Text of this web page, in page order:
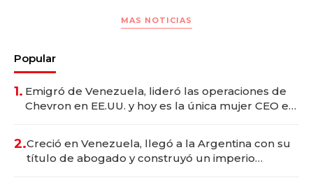
MAS NOTICIAS
Popular
1. Emigró de Venezuela, lideró las operaciones de
Chevron en EE.UU. y hoy es la única mujer CEO en
2.Creció en Venezuela, llegó a la Argentina con su
título de abogado y construyó un imperio